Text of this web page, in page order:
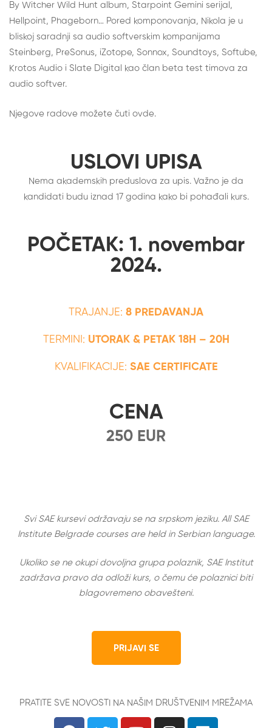
By Witcher Wild Hunt album, Starpoint Gemini serijal ,
Hellpoint, Phageborn… Pored komponovanja, Nikola je u
bliskoj saradnji sa audio softverskim kompanijama
Steinberg, PreSonus, iZotope, Sonnox, Soundtoys, Softube,
Krotos Audio i Slate Digital kao član beta test timova za
audio softver.
Njegove radove možete čuti ovde.
USLOVI UPISA
Nema akademskih preduslova za upis. Važno je da
kandidati budu iznad 17 godina kako bi pohađali kurs.
POČETAK: 1. novembar
2024.
TRAJANJE: 8 PREDAVANJA
TERMINI: UTORAK & PETAK 18H – 20H
KVALIFIKACIJE: SAE CERTIFICATE
CENA
250 EUR
Svi SAE kursevi održavaju se na srpskom jeziku. All SAE
Institute Belgrade courses are held in Serbian language.
Ukoliko se ne okupi dovoljna grupa polaznik, SAE Institut
zadržava pravo da odloži kurs, o čemu će polaznici biti
blagovremeno obavešteni.
PRIJAVI SE
PRATITE SVE NOVOSTI NA NAŠIM DRUŠTVENIM MREŽAMA